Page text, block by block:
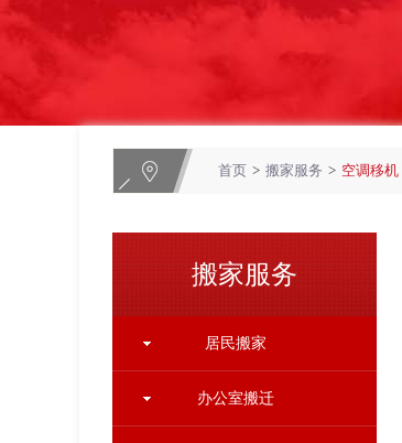
首页 > 搬家服务 > 空调移机
搬家服务
居民搬家
办公室搬迁